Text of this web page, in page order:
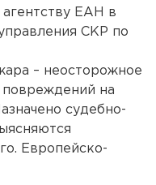
ЕАН в
СКР по
– неосторожное
на
судебно-
Европейско-